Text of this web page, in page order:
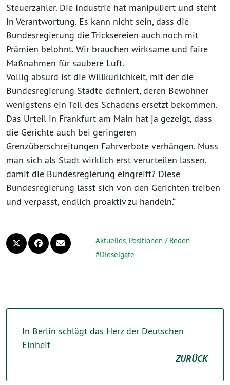
Steuerzahler. Die Industrie hat manipuliert und steht
in Verantwortung. Es kann nicht sein, dass die
Bundesregierung die Tricksereien auch noch mit
Prämien belohnt. Wir brauchen wirksame und faire
Maßnahmen für saubere Luft.
Völlig absurd ist die Willkürlichkeit, mit der die
Bundesregierung Städte definiert, deren Bewohner
wenigstens ein Teil des Schadens ersetzt bekommen.
Das Urteil in Frankfurt am Main hat ja gezeigt, dass
die Gerichte auch bei geringeren
Grenzüberschreitungen Fahrverbote verhängen. Muss
man sich als Stadt wirklich erst verurteilen lassen,
damit die Bundesregierung eingreift? Diese
Bundesregierung lässt sich von den Gerichten treiben
und verpasst, endlich proaktiv zu handeln.“
Aktuelles, Positionen / Reden
Dieselgate
In Berlin schlägt das Herz der Deutschen
Einheit
ZURÜCK